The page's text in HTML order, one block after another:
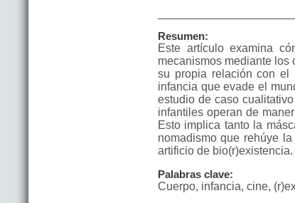
Resumen:
Este artículo examina
mecanismos mediante los
su propia relación con el
infancia que evade el
estudio de caso
infantiles operan de
Esto implica tanto la
nomadismo que rehúye
artificio de bio(r)existencia.
Palabras clave:
Cuerpo, infancia, cine,